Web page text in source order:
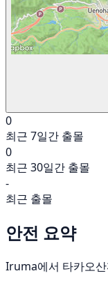
0
최근 7일간 출몰
0
최근 30일간 출몰
-
최근 출몰
안전 요약
Iruma에서 타카오